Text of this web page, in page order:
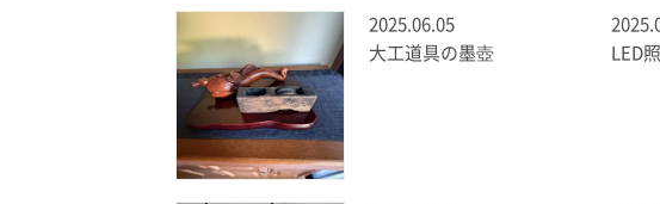
2025.06.05
大工道具の墨壺
LED